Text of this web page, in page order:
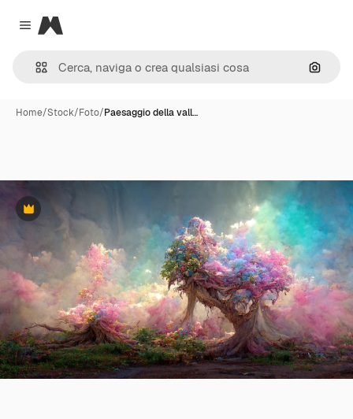
Close menu
Magnific
Cerca
Home/Stock/Foto/Paesaggio della vall…
Premium